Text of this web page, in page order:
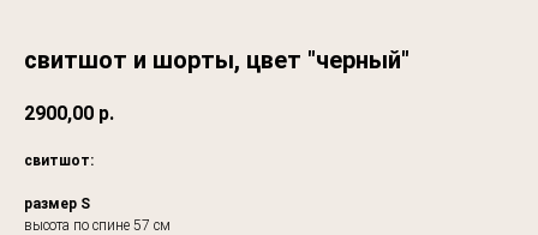
свитшот и шорты, цвет "черный"
2900,00 р.
свитшот:
размер S
высота по спине 57 см